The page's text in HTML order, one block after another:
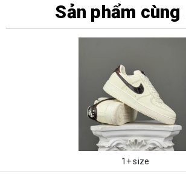
Sản phẩm cùng
1+ size